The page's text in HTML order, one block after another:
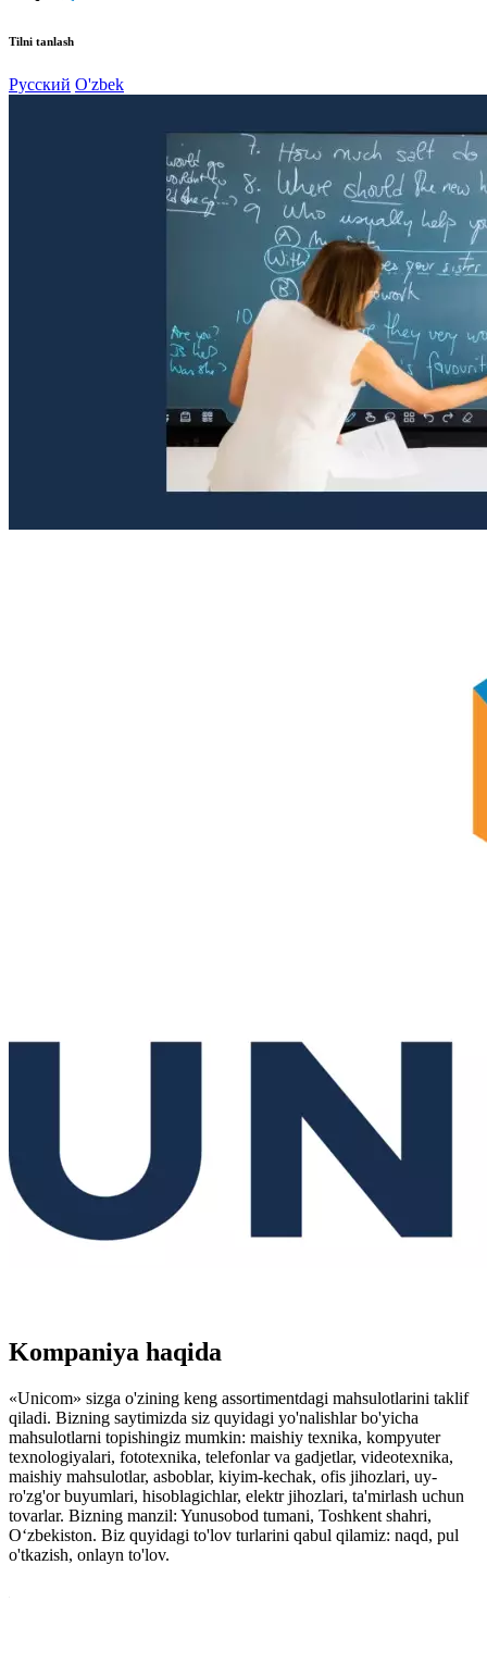
Tilni tanlash
Русский O'zbek
Kompaniya haqida
«Unicom» sizga o'zining keng assortimentdagi mahsulotlarini taklif
qiladi. Bizning saytimizda siz quyidagi yo'nalishlar bo'yicha
mahsulotlarni topishingiz mumkin: maishiy texnika, kompyuter
texnologiyalari, fototexnika, telefonlar va gadjetlar, videotexnika,
maishiy mahsulotlar, asboblar, kiyim-kechak, ofis jihozlari, uy-
ro'zg'or buyumlari, hisoblagichlar, elektr jihozlari, ta'mirlash uchun
tovarlar. Bizning manzil: Yunusobod tumani, Toshkent shahri,
O‘zbekiston. Biz quyidagi to'lov turlarini qabul qilamiz: naqd, pul
o'tkazish, onlayn to'lov.